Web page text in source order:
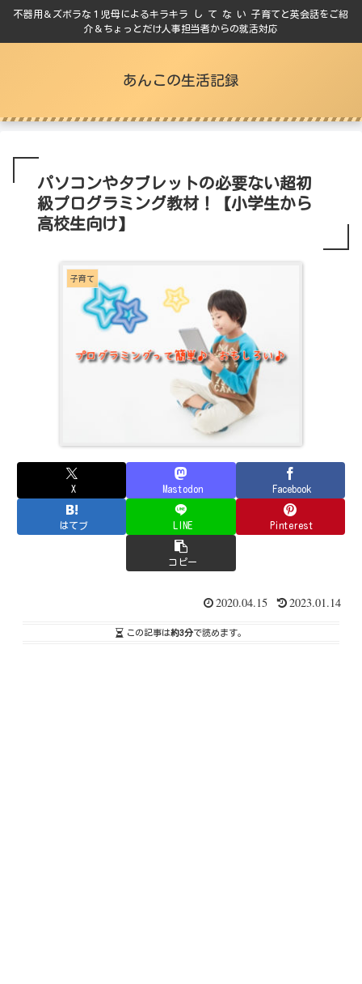
不器用＆ズボラな１児母によるキラキラ し て な い 子育てと英会話をご紹
介＆ちょっとだけ人事担当者からの就活対応
あんこの生活記録
パソコンやタブレットの必要ない超初
級プログラミング教材！【小学生から
高校生向け】
子育て
X Mastodon Facebook
はてブ LINE Pinterest
コピー
2020.04.15 2023.01.14
この記事は約3分で読めます。